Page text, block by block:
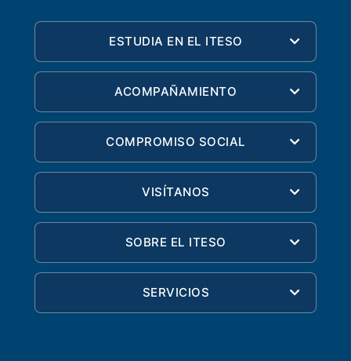
ESTUDIA EN EL ITESO
ACOMPAÑAMIENTO
COMPROMISO SOCIAL
VISÍTANOS
SOBRE EL ITESO
SERVICIOS